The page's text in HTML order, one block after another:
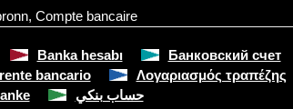
, Compte bancaire
Banka hesabı Банковский счет
bancario Λογαριασμός τραπέζης
حساب بنكي